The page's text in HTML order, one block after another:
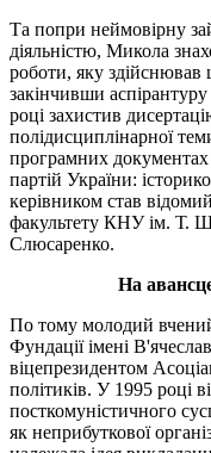
Та попри неймовірну
діяльністю, Микола
роботи, яку здійснював
закінчивши
році захистив
полідисциплінарної
програмних документах
партій України:
керівником став
факультету КНУ ім. Т.
Слюсаренко.
На
По тому молодий
Фундації імені
віцепрезидентом
політиків. У 1995 році
посткомуністичного
як неприбуткової